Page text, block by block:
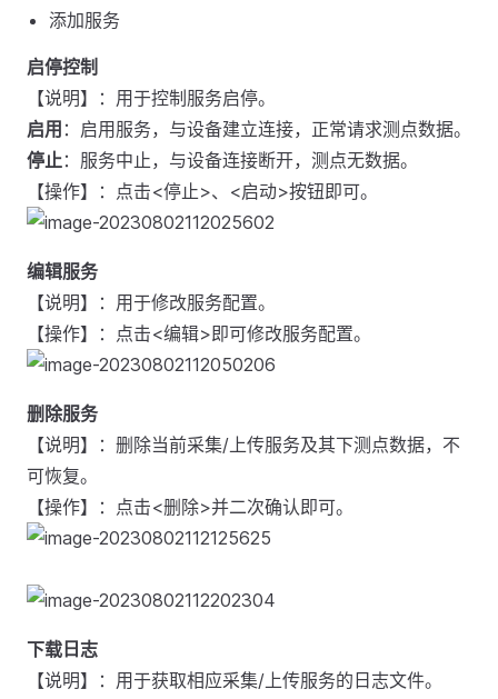
添加服务
启停控制
【说明】：用于控制服务启停。
启用 ：启用服务，与设备建立连接，正常请求测点数据。
停止：服务中止，与设备连接断开，测点无数据。
【操作】：点击<停止>、<启动>按钮即可。
编辑服务
【说明】：用于修改服务配置。
【操作】：点击<编辑>即可修改服务配置。
删除服务
【说明】：删除当前采集/上传服务及其下测点数据，不
可恢复。
【操作】：点击<删除>并二次确认即可。
下载日志
【说明】：用于获取相应采集/上传服务的日志文件。